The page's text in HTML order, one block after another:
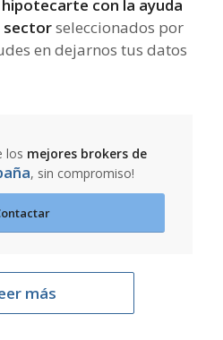
hipotecarte con la ayuda
sectorseleccionados por
en dejarnos tus datos
los mejores brokers de
, sin compromiso!
más